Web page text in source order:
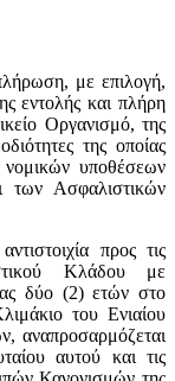
με επιλογή,
εντολής και πλήρη
Οργανισμό, της
της οποίας
υποθέσεων
των Ασφαλιστικών
προς τις
Κλάδου με
δύο (2) ετών στο
του Ενιαίου
αναπροσαρμόζεται
αυτού και τις